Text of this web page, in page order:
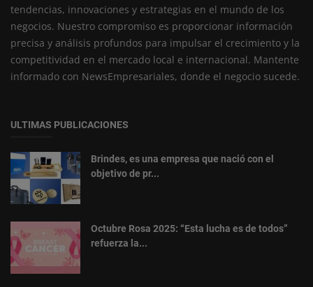
tendencias, innovaciones y estrategias en el mundo de los
negocios. Nuestro compromiso es proporcionar información
precisa y análisis profundos para impulsar el crecimiento y la
competitividad en el mercado local e internacional. Mantente
informado con NewsEmpresariales, donde el negocio sucede.
ULTIMAS PUBLICACIONES
Brindes, es una empresa que nació con el
objetivo de pr...
Octubre Rosa 2025: “Esta lucha es de todos”
refuerza la...